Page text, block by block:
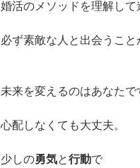
婚活のメソッドを理解して
必ず素敵な人と出会うこと
未来を変えるのはあなたで
心配しなくても大丈夫。
少しの勇気と行動で